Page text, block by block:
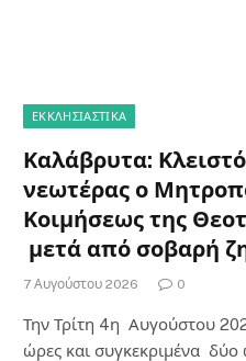
ΕΚΚΛΗΣΙΑΣΤΙΚΑ
Καλάβρυτα:
νεωτέρας ο
Κοιμήσεως της
μετά από σοβαρή
7 Αυγούστου 2026 0
Την Τρίτη 4η Αυγούστου
ώρες και συγκεκριμένα